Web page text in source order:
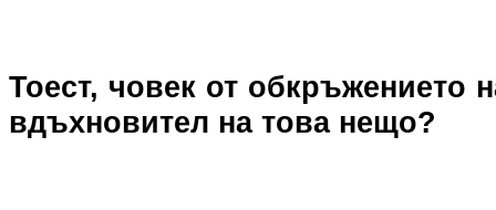
Тоест, човек от обкръжението
вдъхновител на това нещо?